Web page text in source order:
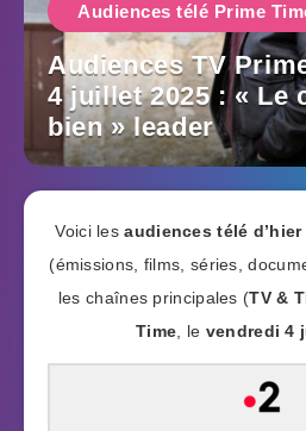
Audiences télé Prime
Audiences TV
4 juillet 2025 : « Le
bien » leader
Voici lesaudiences télé
(émissions, films, séries,
les chaînes principales (TV &
Time , le vendredi 4